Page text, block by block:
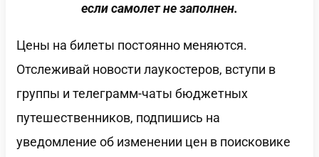
если самолет не заполнен.
Цены на билеты постоянно меняются.
Отслеживай новости лаукостеров, вступи в
группы и телеграмм-чаты бюджетных
путешественников, подпишись на
уведомление об изменении цен в поисковике